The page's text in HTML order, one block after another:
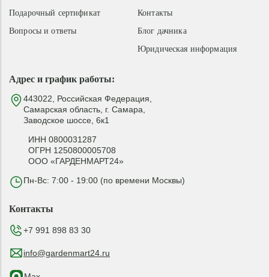
Адрес и график работы:
443022, Российская Федерация,
Самарская область, г. Самара,
Заводское шоссе, 6к1
ИНН 0800031287
ОГРН 1250800005708
ООО «ГАРДЕНМАРТ24»
Пн-Вс: 7:00 - 19:00 (по времени Москвы)
Контакты
Блог дачника
Юридическая информация
Подарочный сертификат
Вопросы и ответы
Контакты
+7 991 898 83 30
info@gardenmart24.ru